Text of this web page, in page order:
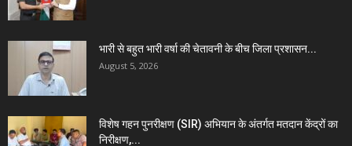
भारी से बहुत भारी वर्षा की चेतावनी के बीच जिला प्रशासन...
August 5, 2026
विशेष गहन पुनरीक्षण (SIR) अभियान के अंतर्गत मतदान केंद्रों का
निरीक्षण,...